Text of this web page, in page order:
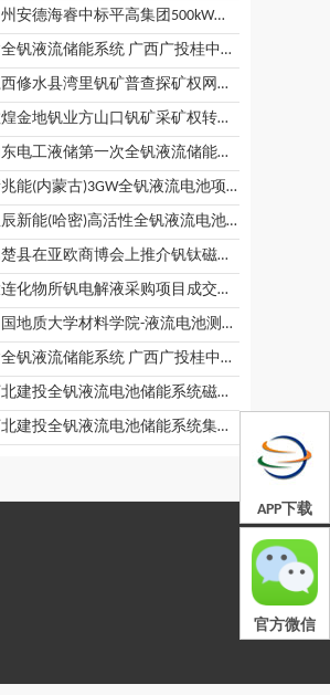
扬州安德海睿中标平高集团500kW全钒液流电池储能系统容量单元集成及技术服务采购
含全钒液流储能系统 广西广投桂中综合新型储能示范项目储能系统设备采购招标公告
江西修水县湾里钒矿普查探矿权网上挂牌出让公告
敦煌金地钒业方山口钒矿采矿权转让项目推介公告
山东电工液储第一次全钒液流储能系统部件公开谈判采购公告
新兆能(内蒙古)3GW全钒液流电池项目一期前期咨询服务更正公示
星辰新能(哈密)高活性全钒液流电池电解液生产项目临建工程专业分包常规采购公告
巴楚县在亚欧商博会上推介钒钛磁铁矿等优势资源
大连化物所钒电解液采购项目成交公告
中国地质大学材料学院-液流电池测试系统-材料学院教学设备更新成交结果公告
含全钒液流储能系统 广西广投桂中综合新型储能示范项目用地报批技术咨询服务询价比选采购
河北建投全钒液流电池储能系统磁力泵供应商库比选二次比选公告
河北建投全钒液流电池储能系统集装箱箱体供应商库比选二次比选公告
APP下载
官方微信